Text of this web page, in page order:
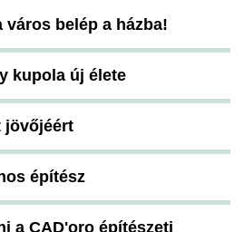
város belép a házba!
kupola új élete
jövőjéért
építész
a CAD'oro építészeti